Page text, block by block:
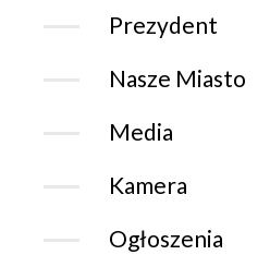
Prezydent
Nasze Miasto
Media
Kamera
Ogłoszenia